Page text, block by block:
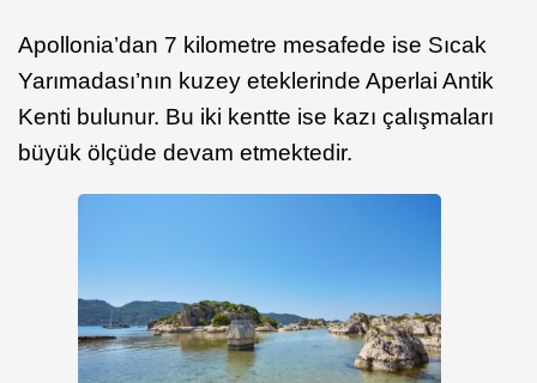
Apollonia’dan 7 kilometre mesafede ise Sıcak
Yarımadası’nın kuzey eteklerinde Aperlai Antik
Kenti bulunur. Bu iki kentte ise kazı çalışmaları
büyük ölçüde devam etmektedir.